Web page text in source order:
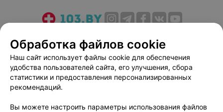
Медицинский маркетинг
Публичный договор
Пользовательское соглашение
Способы оплаты
Вакансии
Партнеры
Написать руководителю 103.by
Обработка файлов cookie
Наш сайт использует файлы cookie для обеспечения
удобства пользователей сайта, его улучшения, сбора
статистики и предоставления персонализированных
рекомендаций.
Вы можете настроить параметры использования файлов